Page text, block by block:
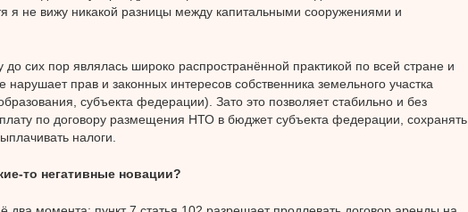
я не вижу никакой разницы между капитальными сооружениями и
до сих пор являлась широко распространённой практикой по всей стране и
нарушает прав и законных интересов собственника земельного участка
субъекта федерации). Зато это позволяет стабильно и без
по договору размещения НТО в бюджет субъекта федерации, сохранять
налоги.
то негативные новации?